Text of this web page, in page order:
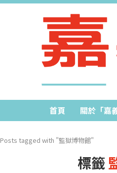
首頁 關於「嘉
Posts tagged with "監獄博物館"
標籤